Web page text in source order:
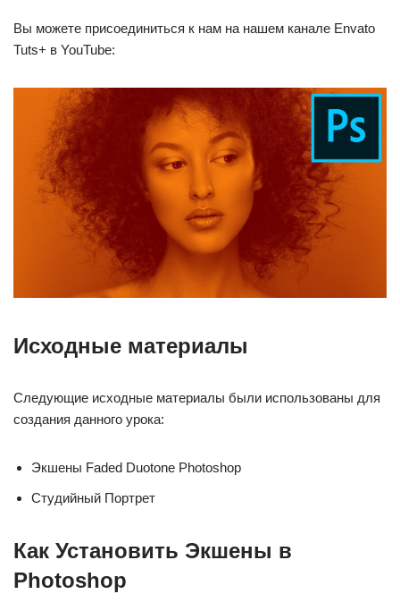
Вы можете присоединиться к нам на нашем канале Envato
Tuts+ в YouTube:
Исходные материалы
Следующие исходные материалы были использованы для
создания данного урока:
Экшены Faded Duotone Photoshop
Студийный Портрет
Как Установить Экшены в
Photoshop